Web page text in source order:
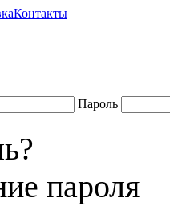
Контакты
Пароль
пароля